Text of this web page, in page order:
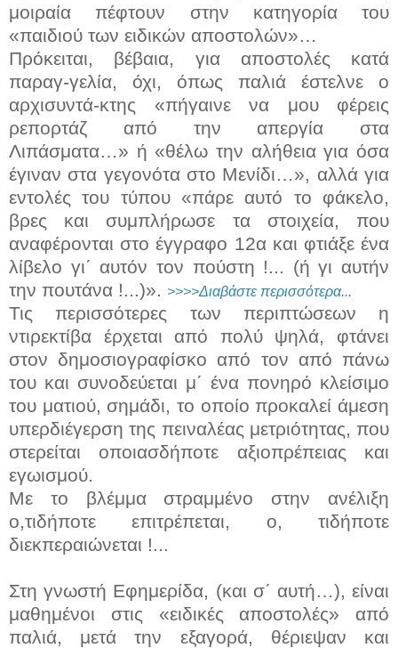
μοιραία πέφτουν στην κατηγορία του
«παιδιού των ειδικών αποστολών»…
Πρόκειται, βέβαια, για αποστολές κατά
παραγ-γελία, όχι, όπως παλιά έστελνε ο
αρχισυντά-κτης «πήγαινε να μου φέρεις
ρεπορτάζ από την απεργία στα
Λιπάσματα…» ή «θέλω την αλήθεια για όσα
έγιναν στα γεγονότα στο Μενίδι…», αλλά για
εντολές του τύπου «πάρε αυτό το φάκελο,
βρες και συμπλήρωσε τα στοιχεία, που
αναφέρονται στο έγγραφο 12α και φτιάξε ένα
λίβελο γι΄ αυτόν τον πούστη !... (ή γι αυτήν
την πουτάνα !...)». >>>>Διαβάστε περισσότερα...
Τις περισσότερες των περιπτώσεων η
ντιρεκτίβα έρχεται από πολύ ψηλά, φτάνει
στον δημοσιογραφίσκο από τον από πάνω
του και συνοδεύεται μ΄ ένα πονηρό κλείσιμο
του ματιού, σημάδι, το οποίο προκαλεί άμεση
υπερδιέγερση της πειναλέας μετριότητας, που
στερείται οποιασδήποτε αξιοπρέπειας και
εγωισμού.
Με το βλέμμα στραμμένο στην ανέλιξη
ο,τιδήποτε επιτρέπεται, ο, τιδήποτε
διεκπεραιώνεται !...
Στη γνωστή Εφημερίδα, (και σ΄ αυτή…), είναι
μαθημένοι στις «ειδικές αποστολές» από
παλιά, μετά την εξαγορά, θέριεψαν και